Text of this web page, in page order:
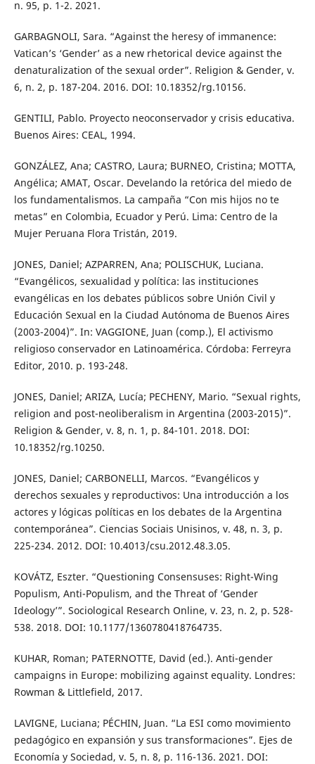
n. 95, p. 1-2. 2021.
GARBAGNOLI, Sara. “Against the heresy of immanence:
Vatican’s ‘Gender’ as a new rhetorical device against the
denaturalization of the sexual order”. Religion & Gender, v.
6, n. 2, p. 187-204. 2016. DOI: 10.18352/rg.10156.
GENTILI, Pablo. Proyecto neoconservador y crisis educativa.
Buenos Aires: CEAL, 1994.
GONZÁLEZ, Ana; CASTRO, Laura; BURNEO, Cristina; MOTTA,
Angélica; AMAT, Oscar. Develando la retórica del miedo de
los fundamentalismos. La campaña “Con mis hijos no te
metas” en Colombia, Ecuador y Perú. Lima: Centro de la
Mujer Peruana Flora Tristán, 2019.
JONES, Daniel; AZPARREN, Ana; POLISCHUK, Luciana.
“Evangélicos, sexualidad y política: las instituciones
evangélicas en los debates públicos sobre Unión Civil y
Educación Sexual en la Ciudad Autónoma de Buenos Aires
(2003-2004)”. In: VAGGIONE, Juan (comp.), El activismo
religioso conservador en Latinoamérica. Córdoba: Ferreyra
Editor, 2010. p. 193-248.
JONES, Daniel; ARIZA, Lucía; PECHENY, Mario. “Sexual rights,
religion and post-neoliberalism in Argentina (2003-2015)”.
Religion & Gender, v. 8, n. 1, p. 84-101. 2018. DOI:
10.18352/rg.10250.
JONES, Daniel; CARBONELLI, Marcos. “Evangélicos y
derechos sexuales y reproductivos: Una introducción a los
actores y lógicas políticas en los debates de la Argentina
contemporánea”. Ciencias Sociais Unisinos, v. 48, n. 3, p.
225-234. 2012. DOI: 10.4013/csu.2012.48.3.05.
KOVÁTZ, Eszter. “Questioning Consensuses: Right-Wing
Populism, Anti-Populism, and the Threat of ‘Gender
Ideology’”. Sociological Research Online, v. 23, n. 2, p. 528-
538. 2018. DOI: 10.1177/1360780418764735.
KUHAR, Roman; PATERNOTTE, David (ed.). Anti-gender
campaigns in Europe: mobilizing against equality. Londres:
Rowman & Littlefield, 2017.
LAVIGNE, Luciana; PÉCHIN, Juan. “La ESI como movimiento
pedagógico en expansión y sus transformaciones”. Ejes de
Economía y Sociedad, v. 5, n. 8, p. 116-136. 2021. DOI: